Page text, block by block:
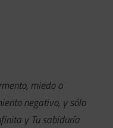
miedo o
negativo, y sólo
y Tu sabiduría